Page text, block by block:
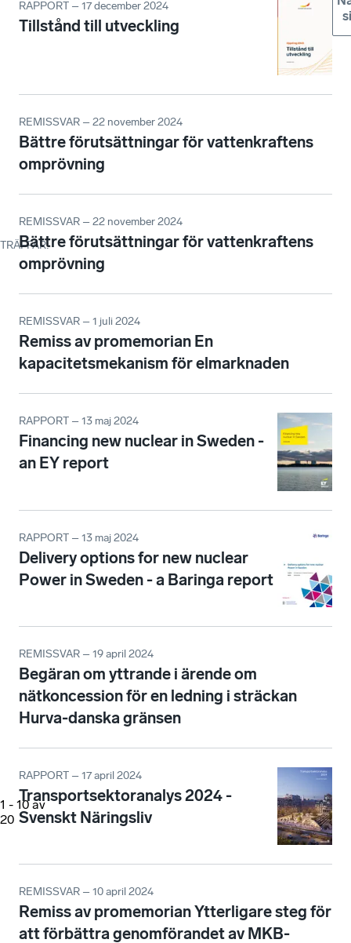
TRÄFFAR:
1 - 10 av
20
RAPPORT – 17 december 2024
Tillstånd till utveckling
REMISSVAR – 22 november 2024
Bättre förutsättningar för vattenkraftens
omprövning
REMISSVAR – 22 november 2024
Bättre förutsättningar för vattenkraftens
omprövning
REMISSVAR – 1 juli 2024
Remiss av promemorian En
kapacitetsmekanism för elmarknaden
RAPPORT – 13 maj 2024
Financing new nuclear in Sweden -
an EY report
RAPPORT – 13 maj 2024
Delivery options for new nuclear
Power in Sweden - a Baringa report
REMISSVAR – 19 april 2024
Begäran om yttrande i ärende om
nätkoncession för en ledning i sträckan
Hurva-danska gränsen
RAPPORT – 17 april 2024
Transportsektoranalys 2024 -
Svenskt Näringsliv
REMISSVAR – 10 april 2024
Remiss av promemorian Ytterligare steg för
att förbättra genomförandet av MKB-